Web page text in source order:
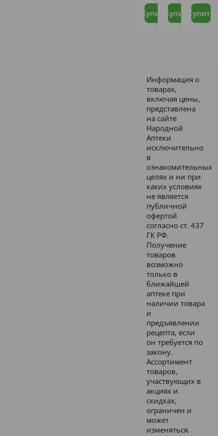
Купить Купить Купить
Информация о
товарах,
включая цены,
представлена
на сайте
Народной
Аптеки
исключительно
в
ознакомительных
целях и ни при
каких условиях
не является
публичной
офертой
согласно ст. 437
ГК РФ.
Получение
товаров
возможно
только в
ближайшей
аптеке при
наличии товара
и
предъявлении
рецепта, если
он требуется по
закону.
Ассортимент
товаров,
участвующих в
акциях и
скидках,
ограничен и
может
изменяться.